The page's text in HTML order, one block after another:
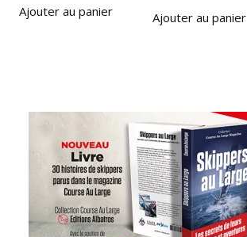
Ajouter au panier Ajouter au panier